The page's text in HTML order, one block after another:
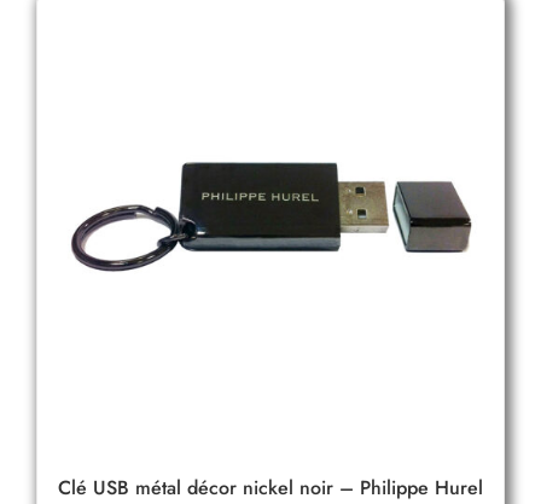
Clé USB métal décor nickel noir – Philippe Hurel